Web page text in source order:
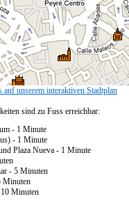
auf unserem interaktiven Stadtplan
sind zu Fuss erreichbar:
- 1 Minute
- 1 Minute
Plaza Nueva - 1 Minute
- 5 Minuten
Minuten
Minuten